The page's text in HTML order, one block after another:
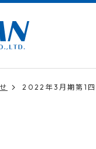
2022年3月期第1四